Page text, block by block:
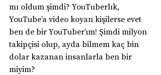
mı oldum şimdi? YouTuberlık,
YouTube’a video koyan kişilerse evet
ben de bir YouTuber’ım! Şimdi milyon
takipçisi olup, ayda bilmem kaç bin
dolar kazanan insanlarla ben bir
miyim?